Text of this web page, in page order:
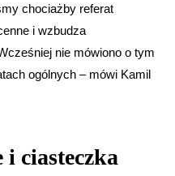
chociażby referat
i wzbudza
nie mówiono o tym
ogólnych – mówi Kamil
ciasteczka